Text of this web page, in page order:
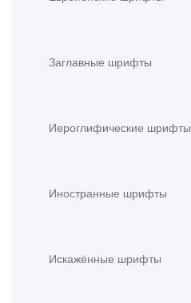
Заглавные шрифты
Иероглифические шрифты
Иностранные шрифты
Искажённые шрифты